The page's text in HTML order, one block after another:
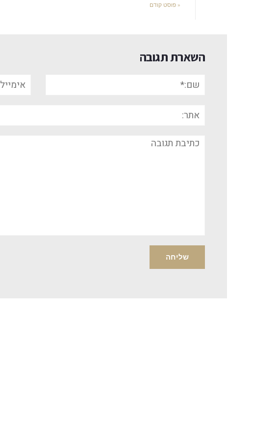
« פוסט קודם
השארת תגובה
אימייל*
תגובה